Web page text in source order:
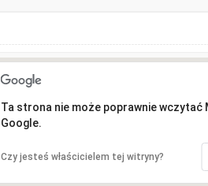
Ta strona nie może poprawnie wczytać
Google.
Czy jesteś właścicielem tej witryny?